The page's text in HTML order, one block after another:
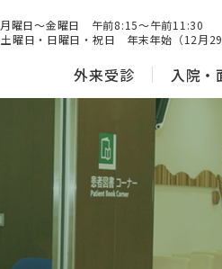
月曜日～金曜日 午前8:15～午前11:30
土曜日・日曜日・祝日 年末年始（12月29
外来受診
入院・